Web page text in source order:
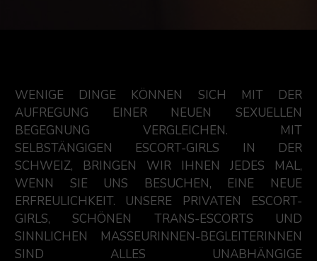
WENIGE DINGE KÖNNEN SICH MIT DER
AUFREGUNG EINER NEUEN SEXUELLEN
BEGEGNUNG VERGLEICHEN. MIT
SELBSTÄNGIGEN ESCORT-GIRLS IN DER
SCHWEIZ, BRINGEN WIR IHNEN JEDES MAL,
WENN SIE UNS BESUCHEN, EINE NEUE
ERFREULICHKEIT. UNSERE PRIVATEN ESCORT-
GIRLS, SCHÖNEN TRANS-ESCORTS UND
SINNLICHEN MASSEURINNEN-BEGLEITERINNEN
SIND ALLES UNABHÄNGIGE